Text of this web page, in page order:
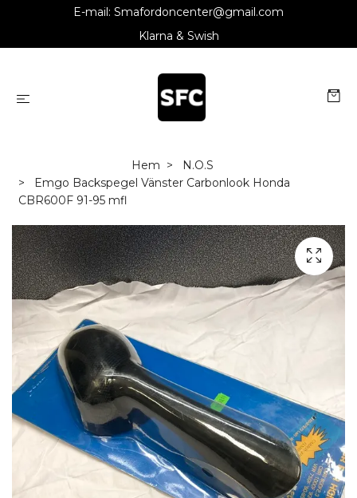
E-mail: Smafordoncenter@gmail.com
Klarna & Swish
Hem
N.O.S
Emgo Backspegel Vänster Carbonlook Honda
CBR600F 91-95 mfl